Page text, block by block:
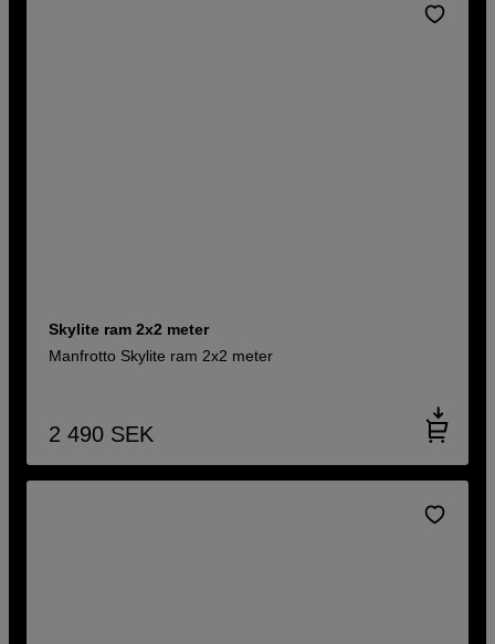
Skylite ram 2x2 meter
Manfrotto Skylite ram 2x2 meter
2 490 SEK